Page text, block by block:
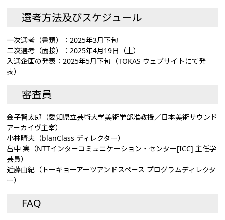
選考方法及びスケジュール
一次選考（書類）：2025年3月下旬
二次選考（面接）：2025年4月19日（土）
入選企画の発表：2025年5月下旬（TOKAS ウェブサイトにて発
表）
審査員
金子智太郎（愛知県立芸術大学美術学部准教授／日本美術サウンド
アーカイヴ主宰）
小林晴夫（blanClass ディレクター）
畠中 実（NTTインターコミュニケーション・センター[ICC] 主任学
芸員）
近藤由紀（トーキョーアーツアンドスペース プログラムディレクタ
ー）
FAQ